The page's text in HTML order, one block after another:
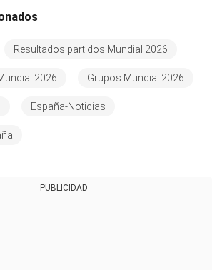
Resultados partidos Mundial 2026
2026 Grupos Mundial 2026
España-Noticias
PUBLICIDAD